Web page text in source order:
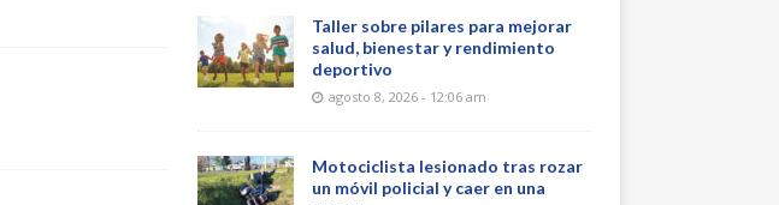
Taller sobre pilares para mejorar
salud, bienestar y rendimiento
deportivo
agosto 8, 2026 - 12:06 am
Motociclista lesionado tras rozar
un móvil policial y caer en una